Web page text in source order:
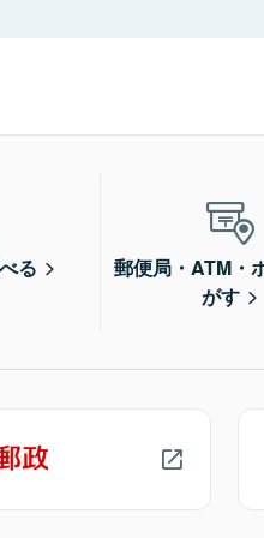
る
郵便局・ATM・
がす